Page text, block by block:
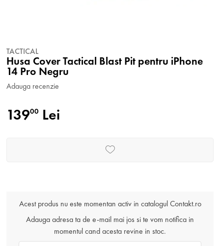
TACTICAL
Husa Cover Tactical Blast Pit pentru iPhone
14 Pro Negru
Adauga recenzie
13900 Lei
Acest produs nu este momentan activ in catalogul Contakt.ro
Adauga adresa ta de e-mail mai jos si te vom notifica in
momentul cand acesta revine in stoc.